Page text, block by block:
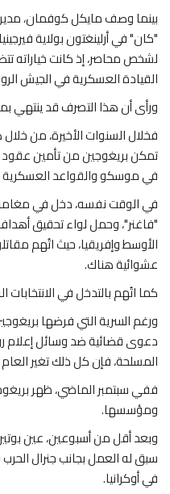
بينما وصف مايكل كوفمان،
"كان" في أرلينغتون بولاية
لشخص محاصر، إذ كانت خياراته
القيادة العسكرية في الجيش
ورأى أن هذا التصرف قد ينتهي
فخلال السنوات الأخيرة، من خلال
تمكن بريغوجين من تأمين عقود
في موسكو والقواعد العسكرية
في الوقت نفسه، دخل في
"فاغنر"، وحمل لواء تحقيق
الأوسط وإفريقيا، حيث اتُهم
عشوائية هناك.
كما اتُهم بالتدخل في الانتخابات
ورغم السرية التي فرضها
دعوى قضائية ضد وسائل إعلام
المسلحة، فإن كل ذلك تغير
ففي سبتمبر الماضي، ظهر
ومؤسسها.
وبعد أقل من أسبوعين، عين
سبق له العمل بجانب جنرال
في أوكرانيا.